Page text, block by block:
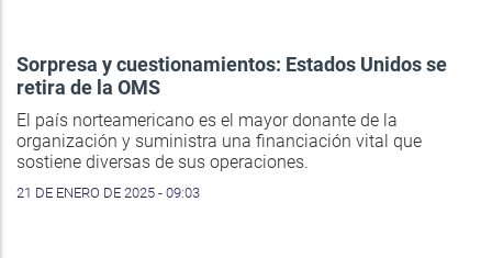
Sorpresa y cuestionamientos: Estados Unidos se
retira de la OMS
El país norteamericano es el mayor donante de la
organización y suministra una financiación vital que
sostiene diversas de sus operaciones.
21 DE ENERO DE 2025 - 09:03